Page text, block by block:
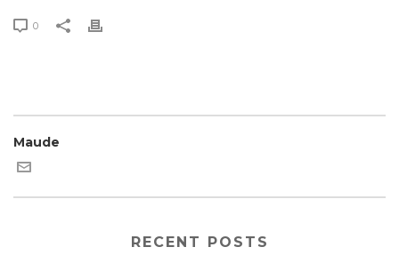
0
Maude
RECENT POSTS